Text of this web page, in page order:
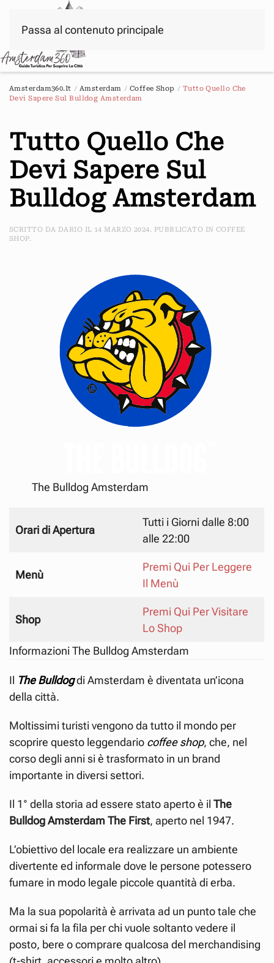
Passa al contenuto principale
Amsterdam360.it Amsterdam Coffee Shop
Tutto Quello Che
Devi Sapere Sul Bulldog Amsterdam
Tutto Quello Che
Devi Sapere Sul
Bulldog Amsterdam
SCRITTO DA DARIO IL 14 MARZO 2024. PUBBLICATO IN COFFEE
SHOP.
The Bulldog Amsterdam
Orari di Apertura
Tutti i Giorni dalle 8:00
alle 22:00
Menù
Premi Qui Per Leggere
Il Menù
Shop
Premi Qui Per Visitare
Lo Shop
Informazioni The Bulldog Amsterdam
Il The Bulldogdi Amsterdam è diventata un’icona
della città.
Moltissimi turisti vengono da tutto il mondo per
scoprire questo leggendario coffee shop, che, nel
corso degli anni si è trasformato in un brand
importante in diversi settori.
Il 1° della storia ad essere stato aperto è il The
Bulldog Amsterdam The First, aperto nel 1947.
L’obiettivo del locale era realizzare un ambiente
divertente ed informale dove le persone potessero
fumare in modo legale piccole quantità di erba.
Ma la sua popolarità è arrivata ad un punto tale che
ormai si fa la fila per chi vuole soltanto vedere il
posto, bere o comprare qualcosa del merchandising